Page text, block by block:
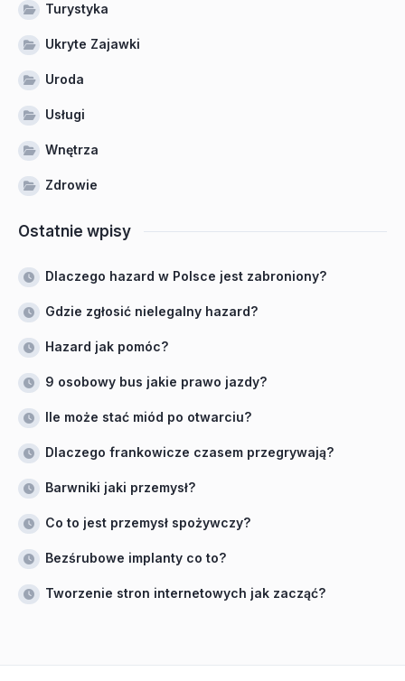
Turystyka
Ukryte Zajawki
Uroda
Usługi
Wnętrza
Zdrowie
Ostatnie wpisy
Dlaczego hazard w Polsce jest zabroniony?
Gdzie zgłosić nielegalny hazard?
Hazard jak pomóc?
9 osobowy bus jakie prawo jazdy?
Ile może stać miód po otwarciu?
Dlaczego frankowicze czasem przegrywają?
Barwniki jaki przemysł?
Co to jest przemysł spożywczy?
Bezśrubowe implanty co to?
Tworzenie stron internetowych jak zacząć?